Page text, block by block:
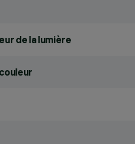
de la lumière